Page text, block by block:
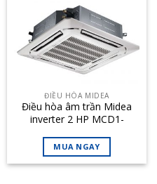
ĐIỀU HÒA MIDEA
Điều hòa âm trần Midea
inverter 2 HP MCD1-
MUA NGAY